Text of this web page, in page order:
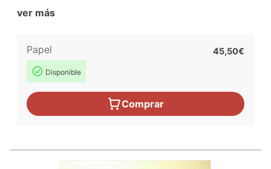
ver más
Papel
Disponible
45,50€
Comprar